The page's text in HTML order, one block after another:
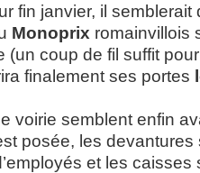
fin janvier, il semblerait
Monoprix romainvillois
(un coup de fil suffit
finalement ses portes
voirie semblent enfin
posée, les devantures
et les caisses